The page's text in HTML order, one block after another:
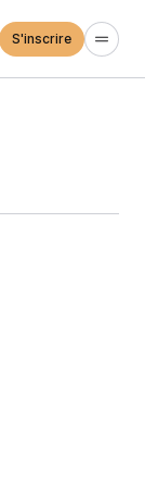
S'inscrire